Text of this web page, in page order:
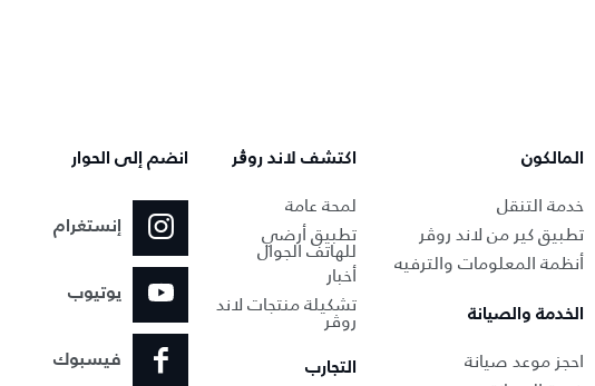
المالكون
خدمة التنقل
تطبيق كير من لاند روڤر
أنظمة المعلومات والترفيه
الخدمة والصيانة
احجز موعد صيانة‎
اكتشف لاند روڨر
لمحة عامة
تطبيق أرضي
للهاتف الجوال
أخبار
تشكيلة منتجات لاند
روڤر
التجارب
انضم إلى الحوار
إنستغرام
يوتيوب
فيسبوك